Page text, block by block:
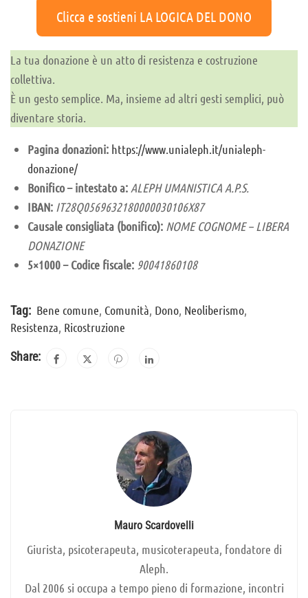
Clicca e sostieni LA LOGICA DEL DONO
La tua donazione è un atto di resistenza e costruzione
collettiva.
È un gesto semplice. Ma, insieme ad altri gesti semplici, può
diventare storia.
Pagina donazioni: https://www.unialeph.it/unialeph-
donazione/
Bonifico – intestato a: ALEPH UMANISTICA A.P.S.
IBAN: IT28Q0569632180000030106X87
Causale consigliata (bonifico): NOME COGNOME – LIBERA
DONAZIONE
5×1000 – Codice fiscale: 90041860108
Tag: Bene comune, Comunità, Dono, Neoliberismo,
Resistenza, Ricostruzione
Share:
Mauro Scardovelli
Giurista, psicoterapeuta, musicoterapeuta, fondatore di
Aleph.
Dal 2006 si occupa a tempo pieno di formazione, incontri